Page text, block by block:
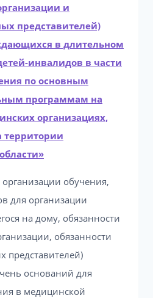
и
представителей)
в длительном
инвалидов в части
по основным
программам на
организациях,
территории
обучения,
для организации
на дому, обязанности
обязанности
представителей)
оснований для
в медицинской